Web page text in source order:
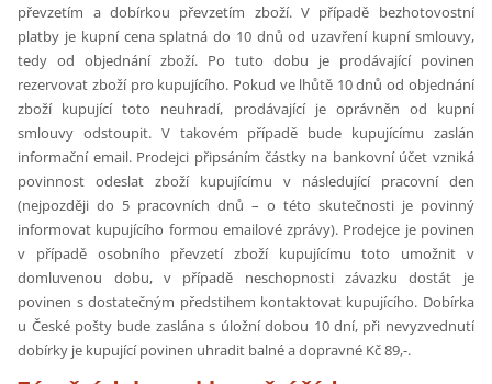
převzetím a dobírkou převzetím zboží. V případě bezhotovostní
platby je kupní cena splatná do 10 dnů od uzavření kupní smlouvy,
tedy od objednání zboží. Po tuto dobu je prodávající povinen
rezervovat zboží pro kupujícího. Pokud ve lhůtě 10 dnů od objednání
zboží kupující toto neuhradí, prodávající je oprávněn od kupní
smlouvy odstoupit. V takovém případě bude kupujícímu zaslán
informační email. Prodejci připsáním částky na bankovní účet vzniká
povinnost odeslat zboží kupujícímu v následující pracovní den
(nejpozději do 5 pracovních dnů – o této skutečnosti je povinný
informovat kupujícího formou emailové zprávy). Prodejce je povinen
v případě osobního převzetí zboží kupujícímu toto umožnit v
domluvenou dobu, v případě neschopnosti závazku dostát je
povinen s dostatečným předstihem kontaktovat kupujícího. Dobírka
u České pošty bude zaslána s úložní dobou 10 dní, při nevyzvednutí
dobírky je kupující povinen uhradit balné a dopravné Kč 89,-.